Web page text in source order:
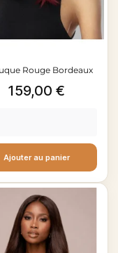
Rouge Bordeaux
Prix
159,00 €
Ajouter au panier